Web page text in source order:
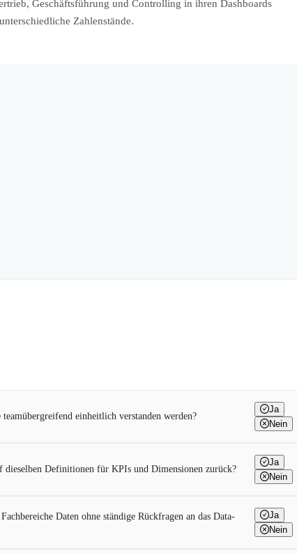
Geschäftsführung und Controlling in ihren Dashboards
Zahlenstände.
einheitlich verstanden werden?
Ja
Nein
dieselben Definitionen für KPIs und Dimensionen zurück?
Ja
Nein
Daten ohne ständige Rückfragen an das Data-
Ja
Nein